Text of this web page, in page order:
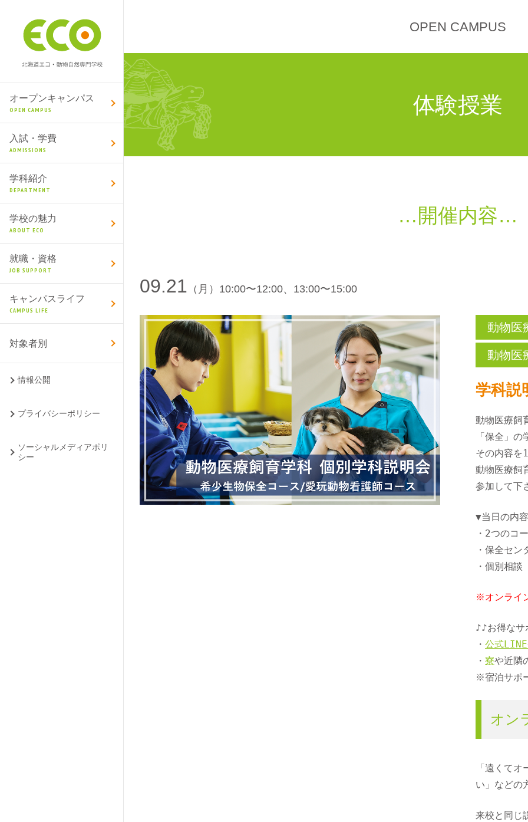
オープンキャンパス
OPEN CAMPUS
入試・学費
ADMISSIONS
学科紹介
DEPARTMENT
学校の魅力
ABOUT ECO
就職・資格
JOB SUPPORT
キャンパスライフ
CAMPUS LIFE
対象者別
情報公開
プライバシーポリシー
ソーシャルメディアポリ
シー
OPEN CAMPUS
体験授業
開催内容
09.21 （月）10:00〜12:00、13:00〜15:00
動物医
動物医
学科説
動物医療飼
「保全」
その内容を
動物医療飼
参加して下
▼当日の内容
・2つのコ
・保全セン
・個別相談
※オンライ
♪♪お得なサ
・ 公式
・ 寮や近隣
※宿泊サポ
オン
「遠くて
い」などの
来校と同じ